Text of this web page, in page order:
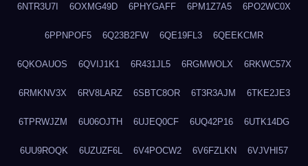
6NTR3U7I 6OXMG49D 6PHYGAFF 6PM1Z7A5 6PO2WC0X
6PPNPOF5 6Q23B2FW 6QE19FL3 6QEEKCMR
6QKOAUOS 6QVIJ1K1 6R431JL5 6RGMWOLX 6RKWC57X
6RMKNV3X 6RV8LARZ 6SBTC8OR 6T3R3AJM 6TKE2JE3
6TPRWJZM 6U06OJTH 6UJEQ0CF 6UQ42P16 6UTK14DG
6UU9ROQK 6UZUZF6L 6V4POCW2 6V6FZLKN 6VJVHI57